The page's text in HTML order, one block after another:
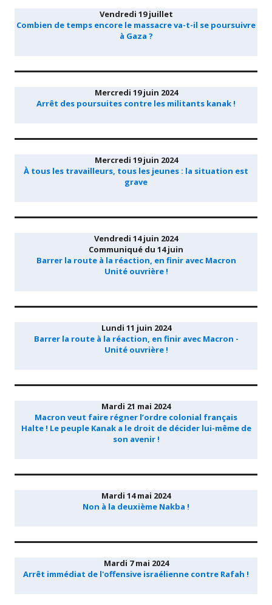
Vendredi 19 juillet
Combien de temps encore le massacre va-t-il se poursuivre
à Gaza ?
Mercredi 19 juin 2024
Arrêt des poursuites contre les militants kanak !
Mercredi 19 juin 2024
À tous les travailleurs, tous les jeunes : la situation est
grave
Vendredi 14 juin 2024
Communiqué du 14 juin
Barrer la route à la réaction, en finir avec Macron
Unité ouvrière !
Lundi 11 juin 2024
Barrer la route à la réaction, en finir avec Macron -
Unité ouvrière !
Mardi 21 mai 2024
Macron veut faire régner l’ordre colonial français
Halte ! Le peuple Kanak a le droit de décider lui-même de
son avenir !
Mardi 14 mai 2024
Non à la deuxième Nakba !
Mardi 7 mai 2024
Arrêt immédiat de l'offensive israélienne contre Rafah !